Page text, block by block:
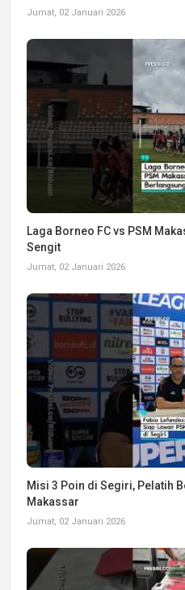
Jumat, 02 Januari 2026
Laga Borneo FC vs PSM
Sengit
Jumat, 02 Januari 2026
Misi 3 Poin di Segiri, Pelatih
Makassar
Jumat, 02 Januari 2026